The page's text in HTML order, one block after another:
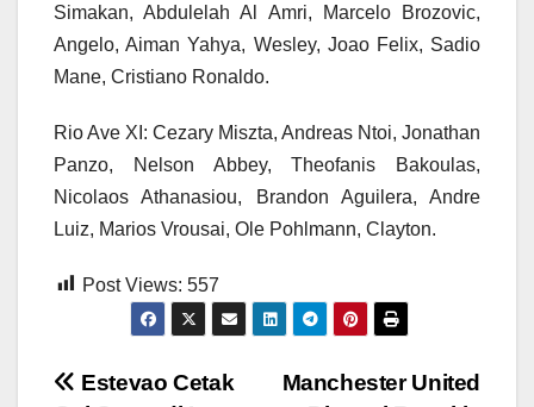
Simakan, Abdulelah Al Amri, Marcelo Brozovic,
Angelo, Aiman Yahya, Wesley, Joao Felix, Sadio
Mane, Cristiano Ronaldo.
Rio Ave XI: Cezary Miszta, Andreas Ntoi, Jonathan
Panzo, Nelson Abbey, Theofanis Bakoulas,
Nicolaos Athanasiou, Brandon Aguilera, Andre
Luiz, Marios Vrousai, Ole Pohlmann, Clayton.
Post Views: 557
Post
Manchester United
Estevao Cetak